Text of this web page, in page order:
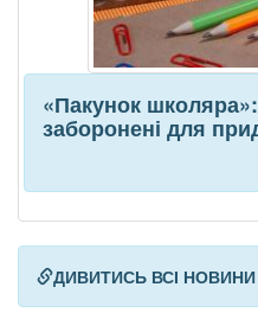
«Пакунок
заборонені для
ДИВИТИСЬ ВСІ НОВИНИ